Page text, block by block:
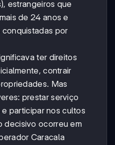
estrangeiros que
de 24 anos e
por
ter direitos
contrair
Mas
prestar serviço
participar nos cultos
decisivo ocorreu em
Caracala